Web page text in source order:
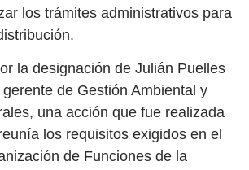
los trámites administrativos para
la designación de Julián Puelles
de Gestión Ambiental y
una acción que fue realizada
los requisitos exigidos en el
de Funciones de la